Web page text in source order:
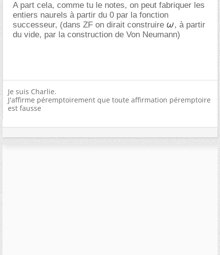
A part cela, comme tu le notes, on peut fabriquer les
entiers naurels à partir du 0 par la fonction
successeur, (dans ZF on dirait construire
, à partir
du vide, par la construction de Von Neumann)
Je suis Charlie.
J'affirme péremptoirement que toute affirmation péremptoire
est fausse